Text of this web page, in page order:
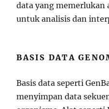
data yang
untuk analisis dan
BASIS DATA
Basis data seperti
menyimpan data